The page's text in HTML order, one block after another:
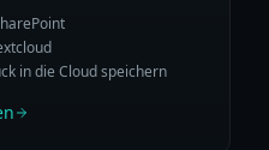
in die Cloud speichern